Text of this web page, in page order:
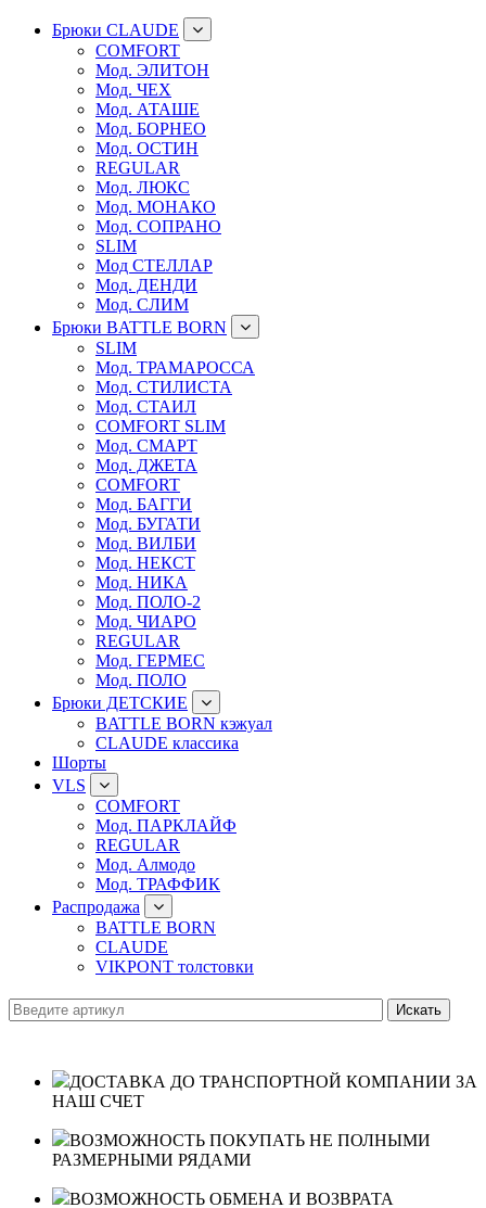
Брюки CLAUDE
COMFORT
Мод. ЭЛИТОН
Мод. ЧЕХ
Мод. АТАШЕ
Мод. БОРНЕО
Мод. ОСТИН
REGULAR
Мод. ЛЮКС
Мод. МОНАКО
Мод. СОПРАНО
SLIM
Мод СТЕЛЛАР
Мод. ДЕНДИ
Мод. СЛИМ
Брюки BATTLE BORN
SLIM
Мод. ТРАМАРОССА
Мод. СТИЛИСТА
Мод. СТАИЛ
COMFORT SLIM
Мод. СМАРТ
Мод. ДЖЕТА
COMFORT
Мод. БАГГИ
Мод. БУГАТИ
Мод. ВИЛБИ
Мод. НЕКСТ
Мод. НИКА
Мод. ПОЛО-2
Мод. ЧИАРО
REGULAR
Мод. ГЕРМЕС
Мод. ПОЛО
Брюки ДЕТСКИЕ
BATTLE BORN кэжуал
CLAUDE классика
Шорты
VLS
COMFORT
Мод. ПАРКЛАЙФ
REGULAR
Мод. Алмодо
Мод. ТРАФФИК
Распродажа
BATTLE BORN
CLAUDE
VIKPONT толстовки
ДОСТАВКА ДО ТРАНСПОРТНОЙ КОМПАНИИ ЗА
НАШ СЧЕТ
ВОЗМОЖНОСТЬ ПОКУПАТЬ НЕ ПОЛНЫМИ
РАЗМЕРНЫМИ РЯДАМИ
ВОЗМОЖНОСТЬ ОБМЕНА И ВОЗВРАТА